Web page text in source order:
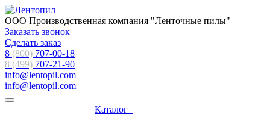
ООО Производственная компания "Ленточные пилы"
Заказать звонок
Сделать заказ
8 (800) 707-00-18
8 (499) 707-21-90
info@lentopil.com
info@lentopil.com
Каталог